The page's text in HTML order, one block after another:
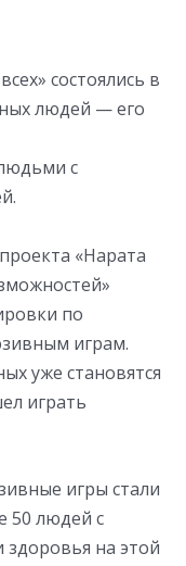
состоялись в
людей — его
с
«Нарата
по
играм.
уже становятся
играть
игры стали
50 людей с
на этой